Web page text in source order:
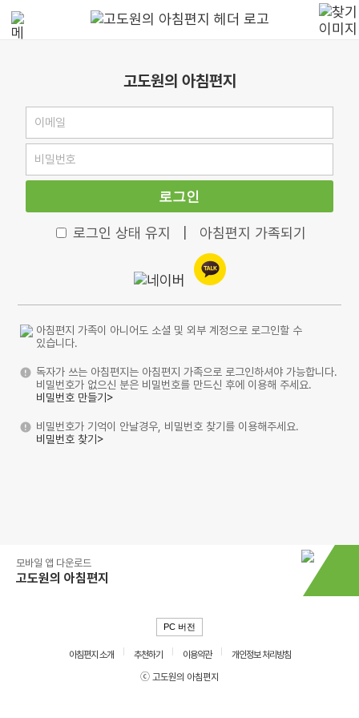
고도원의 아침편지
로그인
로그인 상태 유지 아침편지 가족되기
아침편지 가족이 아니어도 소셜 및 외부 계정으로 로그인할 수
있습니다.
독자가 쓰는 아침편지는 아침편지 가족으로 로그인하셔야 가능합니다.
비밀번호가 없으신 분은 비밀번호를 만드신 후에 이용해 주세요.
비밀번호 만들기>
비밀번호가 기억이 안날경우, 비밀번호 찾기를 이용해주세요.
비밀번호 찾기>
모바일 앱 다운로드
고도원의 아침편지
PC 버전
아침편지 소개 추천하기 이용약관
개인정보 처리방침
ⓒ 고도원의 아침편지